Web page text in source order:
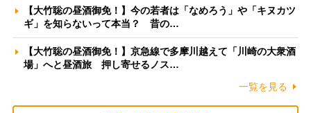
【大竹聡の昼酒御免！】今の若者は「なめろう」や「キヌカツ
ギ」を知らないって本当？ 昔の…
【大竹聡の昼酒御免！】京急線で多摩川越えて「川崎の大衆酒
場」へと昼酒旅 押し寄せるノス…
一覧を見る